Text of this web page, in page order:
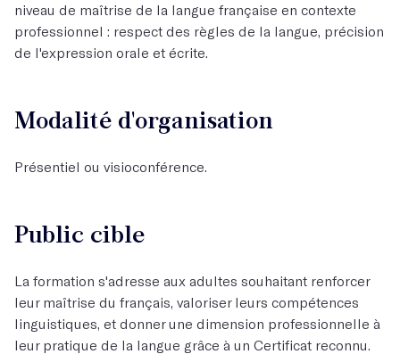
niveau de maîtrise de la langue française en contexte
professionnel : respect des règles de la langue, précision
de l'expression orale et écrite.
Modalité d'organisation
Présentiel ou visioconférence.
Public cible
La formation s'adresse aux adultes souhaitant renforcer
leur maîtrise du français, valoriser leurs compétences
linguistiques, et donner une dimension professionnelle à
leur pratique de la langue grâce à un Certificat reconnu.